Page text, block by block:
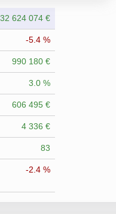
32 624 074 €
-5.4 %
990 180 €
3.0 %
606 495 €
4 336 €
83
-2.4 %